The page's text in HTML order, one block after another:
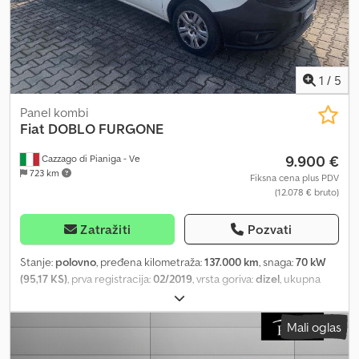
1 / 5
Cazzago di Pianiga - Ve
723 km
Panel kombi
Fiat DOBLO FURGONE
9.900 €
Fiksna cena plus PDV
(12.078 € bruto)
Zatražiti Pozvati
Stanje: polovno, pređena kilometraža:137.000 km, snaga:70 kW
(95,17 KS), prva registracija:02/2019, vrsta goriva:dizel, ukupna
, tip prenosa:
ukupna masa: 2070 kg Dcedpsznfq Ujfx Aqijk
Mali oglas